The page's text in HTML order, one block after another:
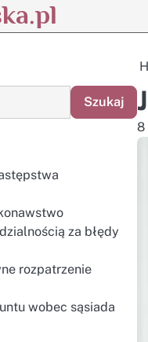
8
Szukaj
za błędy
rozpatrzenie
wobec sąsiada